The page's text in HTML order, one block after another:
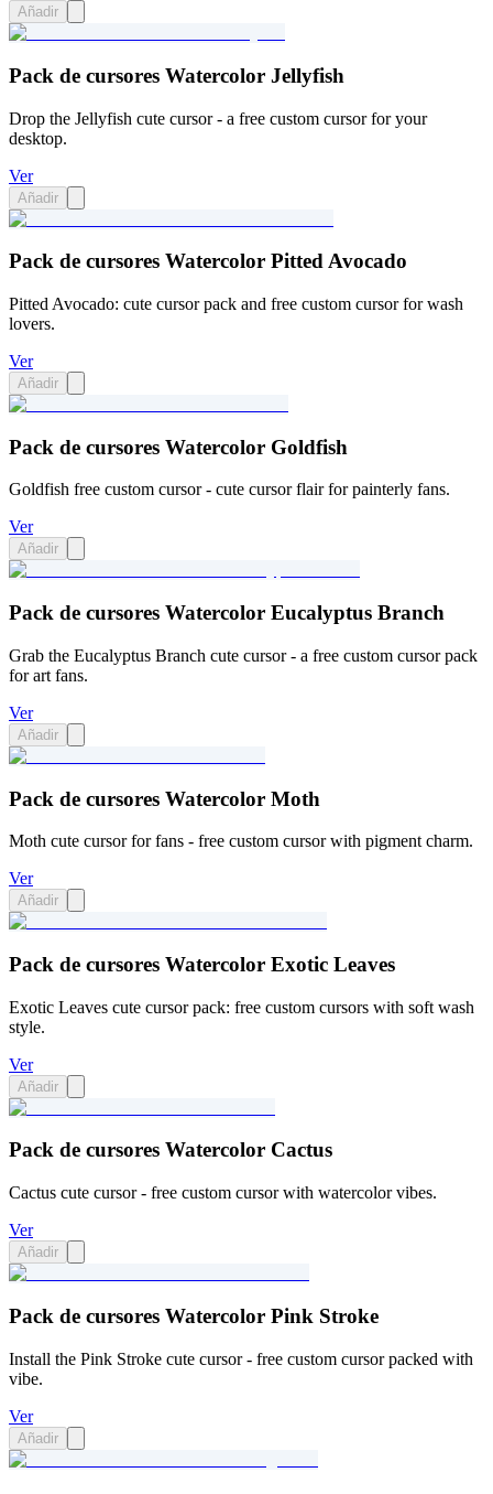
Añadir
Pack de cursores Watercolor Jellyfish
Drop the Jellyfish cute cursor - a free custom cursor for your
desktop.
Ver
Añadir
Pack de cursores Watercolor Pitted Avocado
Pitted Avocado: cute cursor pack and free custom cursor for wash
lovers.
Ver
Añadir
Pack de cursores Watercolor Goldfish
Goldfish free custom cursor - cute cursor flair for painterly fans.
Ver
Añadir
Pack de cursores Watercolor Eucalyptus Branch
Grab the Eucalyptus Branch cute cursor - a free custom cursor pack
for art fans.
Ver
Añadir
Pack de cursores Watercolor Moth
Moth cute cursor for fans - free custom cursor with pigment charm.
Ver
Añadir
Pack de cursores Watercolor Exotic Leaves
Exotic Leaves cute cursor pack: free custom cursors with soft wash
style.
Ver
Añadir
Pack de cursores Watercolor Cactus
Cactus cute cursor - free custom cursor with watercolor vibes.
Ver
Añadir
Pack de cursores Watercolor Pink Stroke
Install the Pink Stroke cute cursor - free custom cursor packed with
vibe.
Ver
Añadir